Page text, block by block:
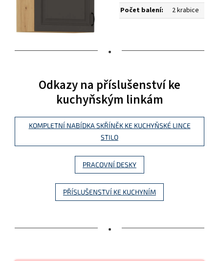
Počet balení: 2 krabice
•
Odkazy na příslušenství ke
kuchyňským linkám
KOMPLETNÍ NABÍDKA SKŘÍNĚK KE KUCHYŇSKÉ LINCE
STILO
PRACOVNÍ DESKY
PŘÍSLUŠENSTVÍ KE KUCHYNÍM
•